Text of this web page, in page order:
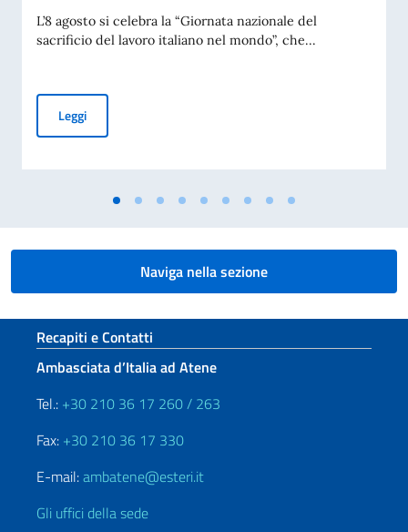
L’8 agosto si celebra la “Giornata nazionale del
sacrificio del lavoro italiano nel mondo”, che...
LeggiCommemorazione del 70° anniversario della Tragedia di
Naviga nella sezione
Sezione footer
Recapiti e Contatti
Ambasciata d’Italia ad Atene
Tel.: +30 210 36 17 260 / 263
Fax: +30 210 36 17 330
E-mail:ambatene@esteri.it
Gli uffici della sede